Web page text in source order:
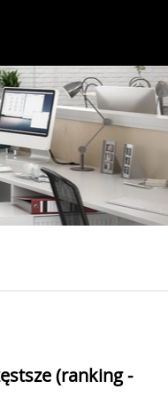
(ranking -